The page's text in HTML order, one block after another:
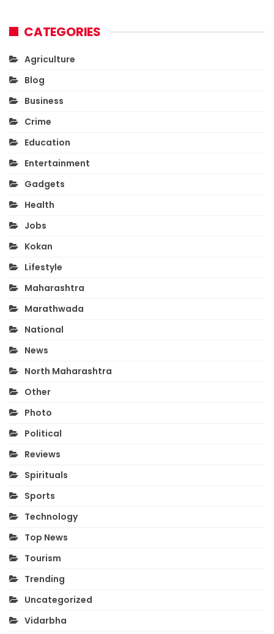
CATEGORIES
Agriculture
Blog
Business
Crime
Education
Entertainment
Gadgets
Health
Jobs
Kokan
Lifestyle
Maharashtra
Marathwada
National
News
North Maharashtra
Other
Photo
Political
Reviews
Spirituals
Sports
Technology
Top News
Tourism
Trending
Uncategorized
Vidarbha